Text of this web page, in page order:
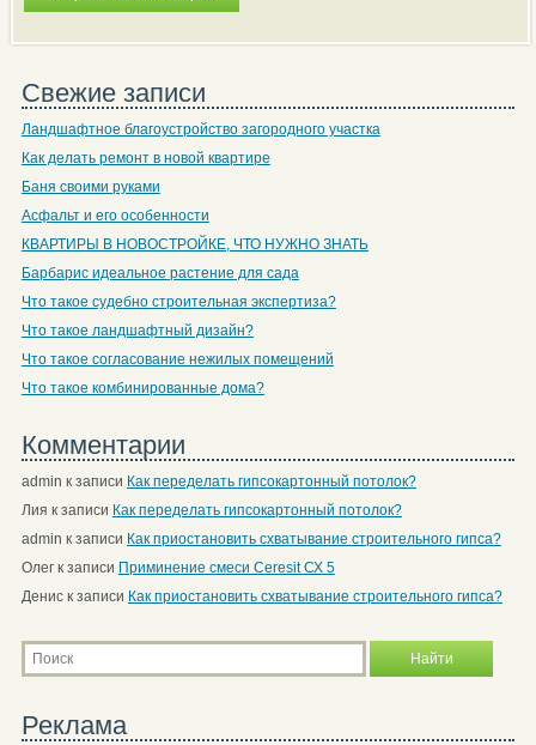
Свежие записи
Ландшафтное благоустройство загородного участка
Как делать ремонт в новой квартире
Баня своими руками
Асфальт и его особенности
КВАРТИРЫ В НОВОСТРОЙКЕ, ЧТО НУЖНО ЗНАТЬ
Барбарис идеальное растение для сада
Что такое судебно строительная экспертиза?
Что такое ландшафтный дизайн?
Что такое согласование нежилых помещений
Что такое комбинированные дома?
Комментарии
admin к записи Как переделать гипсокартонный потолок?
Лия к записи Как переделать гипсокартонный потолок?
admin к записи Как приостановить схватывание строительного гипса?
Олегк записи Приминение смеси Ceresit СХ 5
Дениск записи Как приостановить схватывание строительного гипса?
Реклама